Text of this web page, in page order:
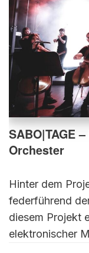
SABO|TAGE
Orchester
Hinter dem
federführend
diesem Projekt
elektronischer